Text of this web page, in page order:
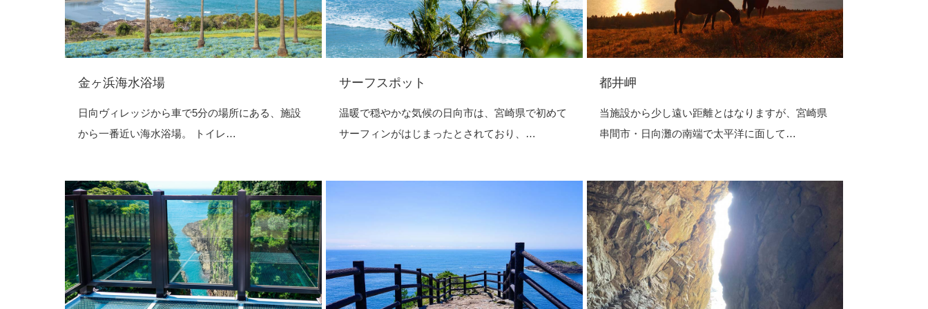
金ヶ浜海水浴場
日向ヴィレッジから車で5分の場所にある、施設
から一番近い海水浴場。 トイレ…
サーフスポット
温暖で穏やかな気候の日向市は、宮崎県で初めて
サーフィンがはじまったとされており、…
都井岬
当施設から少し遠い距離とはなりますが、宮崎県
串間市・日向灘の南端で太平洋に面して…